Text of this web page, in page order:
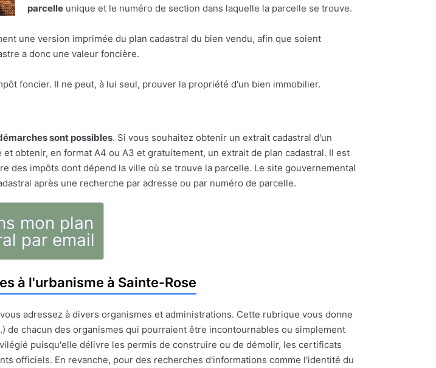
parcelle unique et le numéro de section dans laquelle la parcelle se trouve.
une version imprimée du plan cadastral du bien vendu, afin que soient
a donc une valeur foncière.
foncier. Il ne peut, à lui seul, prouver la propriété d'un bien immobilier.
sont possibles. Si vous souhaitez obtenir un extrait cadastral d'un
obtenir, en format A4 ou A3 et gratuitement, un extrait de plan cadastral. Il est
des impôts dont dépend la ville où se trouve la parcelle. Le site gouvernemental
après une recherche par adresse ou par numéro de parcelle.
mon plan
par email
à l'urbanisme à Sainte-Rose
adressez à divers organismes et administrations. Cette rubrique vous donne
de chacun des organismes qui pourraient être incontournables ou simplement
puisqu'elle délivre les permis de construire ou de démolir, les certificats
officiels. En revanche, pour des recherches d'informations comme l'identité du